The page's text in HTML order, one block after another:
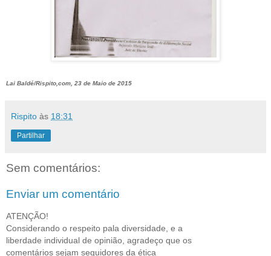
Lai Baldé/Rispito,com, 23 de Maio de 2015
Rispito às 18:31
Partilhar
Sem comentários:
Enviar um comentário
ATENÇÃO!
Considerando o respeito pala diversidade, e a
liberdade individual de opinião, agradeço que os
comentários sejam seguidores da ética